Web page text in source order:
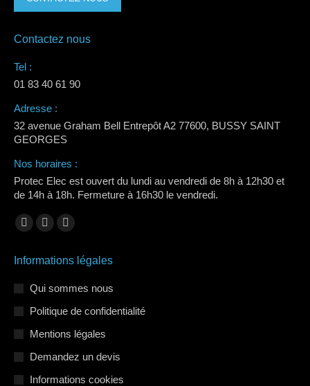
Contactez nous
Tel :
01 83 40 61 90
Adresse :
32 avenue Graham Bell Entrepôt A2 77600, BUSSY SAINT
GEORGES
Nos horaires :
Protec Elec est ouvert du lundi au vendredi de 8h à 12h30 et
de 14h à 18h. Fermeture à 16h30 le vendredi.
Trouvez nous sur :
La
Facebook
s'ouvre
nouvelle
fenêtre
La
LinkedIn
s'ouvre
nouvelle
fenêtre
La
Instagram
s'ouvre
nouvelle
fenêtre
Informations légales
Qui sommes nous
Politique de confidentialité
Mentions légales
Demandez un devis
Informations cookies